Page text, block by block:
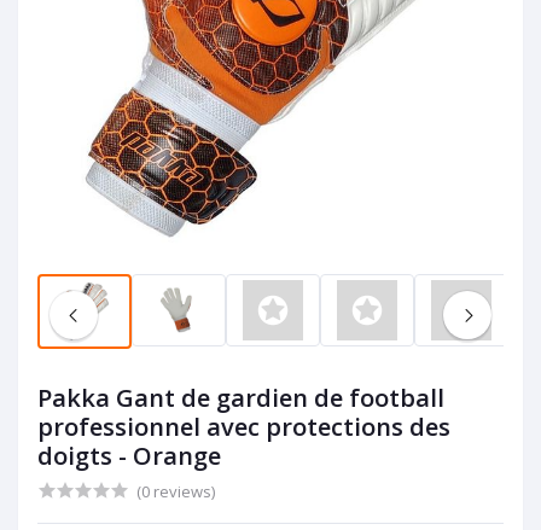
Pakka Gant de gardien de football
professionnel avec protections des
doigts - Orange
(0 reviews)